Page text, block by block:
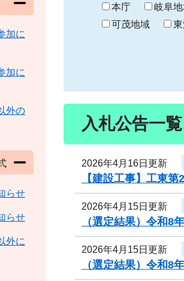
ま
り
本庁 岐阜地
可茂地域
入札公告一覧
2026年4月16日更新
【建設工事】工東
2026年4月15日更新
（選定結果）令和8
2026年4月15日更新
（選定結果）令和8
加に
加に
外の
らせ
らせ
外に